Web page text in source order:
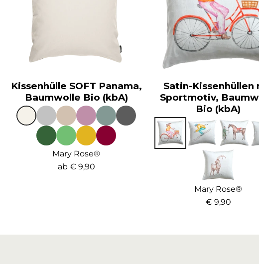
Kissenhülle SOFT Panama,
Baumwolle Bio (kbA)
Mary Rose®
ab € 9,90
Satin-Kissenhüllen
Sportmotiv,
Bio (kbA)
Mary Rose®
€ 9,90